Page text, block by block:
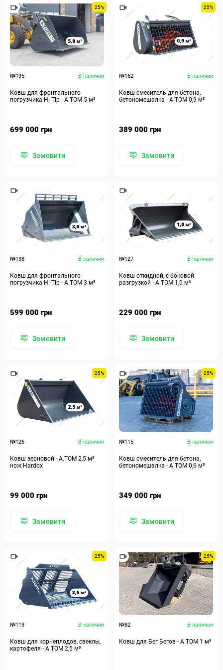
25%
№195 В наличии
Ковш для фронтального
погрузчика Hi-Tip - A.TOM 5 м³
699 000 грн
Замовити
25%
№162 В наличии
Ковш смеситель для бетона,
бетономешалка - А.ТОМ 0,9 м³
389 000 грн
Замовити
№138 В наличии
Ковш для фронтального
погрузчика Hi-Tip - A.TOM 3 м³
599 000 грн
Замовити
№127 В наличии
Ковш откидной, с боковой
разгрузкой - А.ТОМ 1,0 м³
229 000 грн
Замовити
25%
№126 В наличии
Ковш зерновой - А.ТОМ 2,5 м³
нож Hardox
99 000 грн
Замовити
25%
№115 В наличии
Ковш смеситель для бетона,
бетономешалка - А.ТОМ 0,6 м³
349 000 грн
Замовити
25%
№113 В наличии
Ковш для корнеплодов, свеклы,
картофеля - А.ТОМ 2,5 м³
25%
№82 В наличии
Ковш для Бег Бегов - А.ТОМ 1 м³